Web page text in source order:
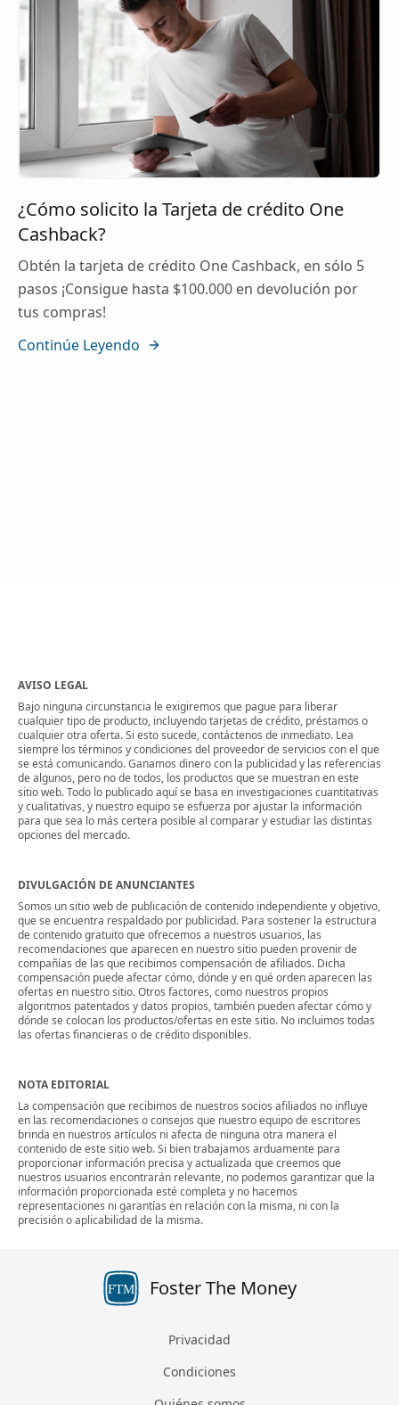
¿Cómo solicito la Tarjeta de crédito One
Cashback?
Obtén la tarjeta de crédito One Cashback, en sólo 5
pasos ¡Consigue hasta $100.000 en devolución por
tus compras!
Continúe Leyendo
AVISO LEGAL
Bajo ninguna circunstancia le exigiremos que pague para liberar
cualquier tipo de producto, incluyendo tarjetas de crédito, préstamos o
cualquier otra oferta. Si esto sucede, contáctenos de inmediato. Lea
siempre los términos y condiciones del proveedor de servicios con el que
se está comunicando. Ganamos dinero con la publicidad y las referencias
de algunos, pero no de todos, los productos que se muestran en este
sitio web. Todo lo publicado aquí se basa en investigaciones cuantitativas
y cualitativas, y nuestro equipo se esfuerza por ajustar la información
para que sea lo más certera posible al comparar y estudiar las distintas
opciones del mercado.
DIVULGACIÓN DE ANUNCIANTES
Somos un sitio web de publicación de contenido independiente y objetivo,
que se encuentra respaldado por publicidad. Para sostener la estructura
de contenido gratuito que ofrecemos a nuestros usuarios, las
recomendaciones que aparecen en nuestro sitio pueden provenir de
compañías de las que recibimos compensación de afiliados. Dicha
compensación puede afectar cómo, dónde y en qué orden aparecen las
ofertas en nuestro sitio. Otros factores, como nuestros propios
algoritmos patentados y datos propios, también pueden afectar cómo y
dónde se colocan los productos/ofertas en este sitio. No incluimos todas
las ofertas financieras o de crédito disponibles.
NOTA EDITORIAL
La compensación que recibimos de nuestros socios afiliados no influye
en las recomendaciones o consejos que nuestro equipo de escritores
brinda en nuestros artículos ni afecta de ninguna otra manera el
contenido de este sitio web. Si bien trabajamos arduamente para
proporcionar información precisa y actualizada que creemos que
nuestros usuarios encontrarán relevante, no podemos garantizar que la
información proporcionada esté completa y no hacemos
representaciones ni garantías en relación con la misma, ni con la
precisión o aplicabilidad de la misma.
FTM Foster The Money
Privacidad
Condiciones